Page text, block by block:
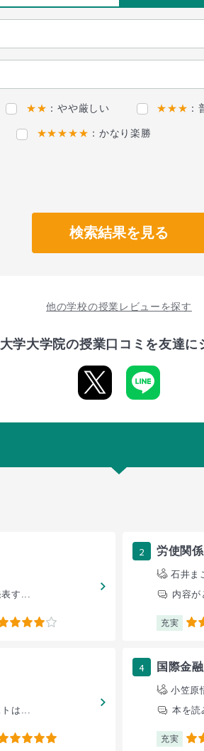
★★ ：やや厳しい ★★★ ：
★★★★★ ：かなり楽勝
検索結果を見る
他の学校の授業レビューを探す
学大学院の授業口コミを友達に
表す...
2 労使関
石井ま
内容
充実 5
トは...
4 国際金
小笠原
本を読
充実 4